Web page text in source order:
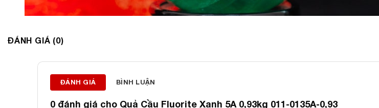
ĐÁNH GIÁ (0)
ĐÁNH GIÁ BÌNH LUẬN
0 đánh giá cho Quả Cầu Fluorite Xanh 5A 0,93kg 011-0135A-0,93